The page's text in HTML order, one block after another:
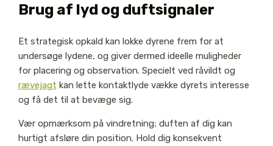
Brug af lyd og duftsignaler
Et strategisk opkald kan lokke dyrene frem for at
undersøge lydene, og giver dermed ideelle muligheder
for placering og observation. Specielt ved råvildt og
rævejagt kan lette kontaktlyde vække dyrets interesse
og få det til at bevæge sig.
Vær opmærksom på vindretning; duften af dig kan
hurtigt afsløre din position. Hold dig konsekvent